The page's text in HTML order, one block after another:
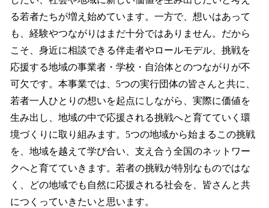
る若者たちが増え始めています。一方で、想いはあって
も、経験やつながりはまだ十分ではありません。だから
こそ、身近に相談できる伴走者やロールモデル、挑戦を
応援する地域の事業者・学校・自治体とのつながりが不
可欠です。本事業では、5つの実行団体の皆さんと共に、
若者一人ひとりの想いを起点にしながら、実際に価値を
生み出し、地域の中で応援される挑戦へと育てていく環
境づくりに取り組みます。5つの地域から始まるこの挑戦
を、地域を越えて学び合い、支え合う全国のネットワー
クへと育てていきます。若者の挑戦が特別なものではな
く、どの地域でも自然に応援される社会を、皆さんと共
につくっていきたいと思います。